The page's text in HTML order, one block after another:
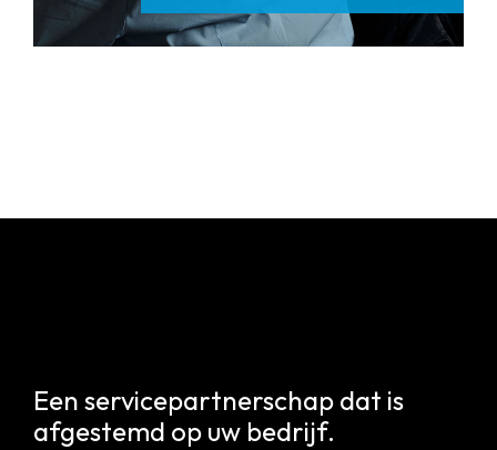
Een servicepartnerschap dat is
afgestemd op uw bedrijf.